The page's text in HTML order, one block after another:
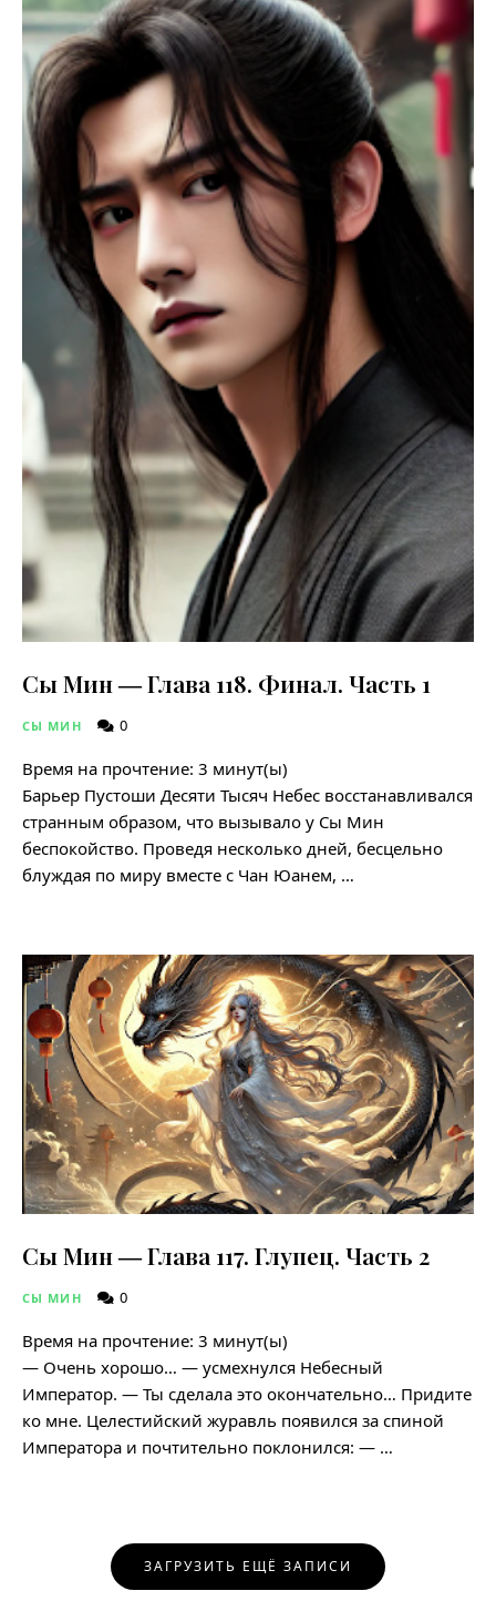
Сы Мин ― Глава 118. Финал. Часть 1
СЫ МИН 0
Время на прочтение: 3 минут(ы)
Барьер Пустоши Десяти Тысяч Небес восстанавливался
странным образом, что вызывало у Сы Мин
беспокойство. Проведя несколько дней, бесцельно
блуждая по миру вместе с Чан Юанем, …
Сы Мин ― Глава 117. Глупец. Часть 2
СЫ МИН 0
Время на прочтение: 3 минут(ы)
— Очень хорошо… — усмехнулся Небесный
Император. — Ты сделала это окончательно… Придите
ко мне. Целестийский журавль появился за спиной
Императора и почтительно поклонился: — …
НавигацияЗАГРУЗИТЬ ЕЩЁ ЗАПИСИ